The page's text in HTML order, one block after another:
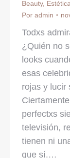
Beauty,
Por admin
Todxs
¿Quién no
looks
esas
rojas y lucir
perfectxs
televisión,
tienen ni
que sí.…